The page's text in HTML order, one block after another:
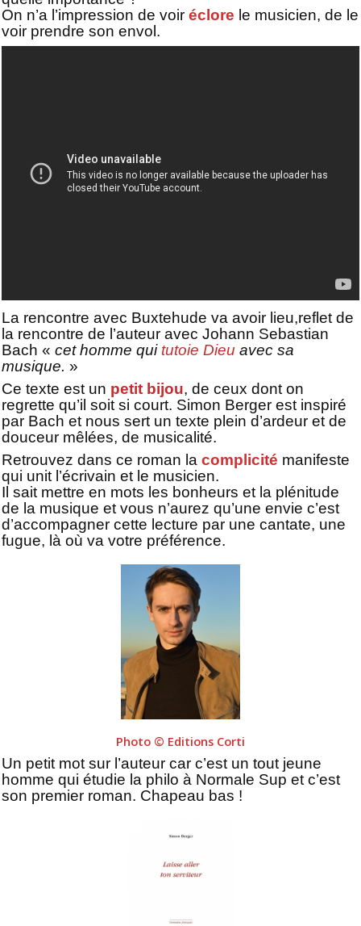
On n’a l’impression de voir éclore le musicien, de le
voir prendre son envol.
La rencontre avec Buxtehude va avoir lieu,reflet de
la rencontre de l’auteur avec Johann Sebastian
Bach « cet homme qui tutoie Dieu avec sa
musique. »
Ce texte est un petit bijou, de ceux dont on
regrette qu’il soit si court. Simon Berger est inspiré
par Bach et nous sert un texte plein d’ardeur et de
douceur mêlées, de musicalité.
Retrouvez dans ce roman la complicité manifeste
qui unit l’écrivain et le musicien.
Il sait mettre en mots les bonheurs et la plénitude
de la musique et vous n’aurez qu’une envie c’est
d’accompagner cette lecture par une cantate, une
fugue, là où va votre préférence.
Photo © Editions Corti
Un petit mot sur l’auteur car c’est un tout jeune
homme qui étudie la philo à Normale Sup et c’est
son premier roman. Chapeau bas !